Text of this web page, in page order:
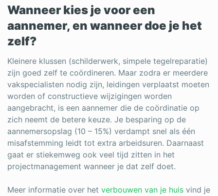
Wanneer kies je voor een
aannemer, en wanneer doe je het
zelf?
Kleinere klussen (schilderwerk, simpele tegelreparatie)
zijn goed zelf te coördineren. Maar zodra er meerdere
vakspecialisten nodig zijn, leidingen verplaatst moeten
worden of constructieve wijzigingen worden
aangebracht, is een aannemer die de coördinatie op
zich neemt de betere keuze. Je besparing op de
aannemersopslag (10 – 15%) verdampt snel als één
misafstemming leidt tot extra arbeidsuren. Daarnaast
gaat er stiekemweg ook veel tijd zitten in het
projectmanagement wanneer je dat zelf doet.
Meer informatie over het verbouwen van je huis vind je